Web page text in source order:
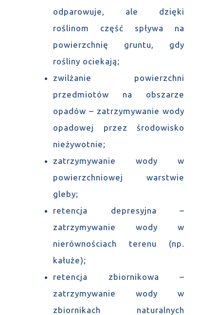
odparowuje, ale dzięki
roślinom część spływa na
powierzchnię gruntu, gdy
rośliny ociekają;
zwilżanie powierzchni
przedmiotów na obszarze
opadów – zatrzymywanie wody
opadowej przez środowisko
nieżywotnie;
zatrzymywanie wody w
powierzchniowej warstwie
gleby;
retencja depresyjna –
zatrzymywanie wody w
nierównościach terenu (np.
kałuże);
retencja zbiornikowa –
zatrzymywanie wody w
zbiornikach naturalnych